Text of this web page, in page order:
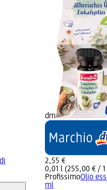
dm
2,55 €
0,01 l (255,00 € /
ProfissimoOlio
ml